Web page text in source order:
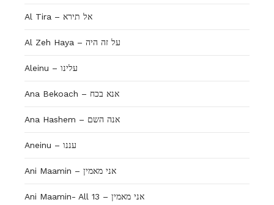
Al Tira – אל תירא
Al Zeh Haya – על זה היה
Aleinu – עלינו
Ana Bekoach – אנא בכח
Ana Hashem – אנה השם
Aneinu – עננו
Ani Maamin – אני מאמין
Ani Maamin- All 13 – אני מאמין